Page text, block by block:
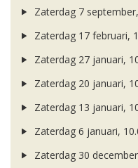
Zaterdag 7
Zaterdag 17 februari,
Zaterdag 27 januari,
Zaterdag 20 januari,
Zaterdag 13 januari,
Zaterdag 6 januari,
Zaterdag 30